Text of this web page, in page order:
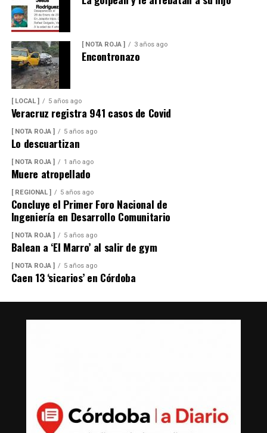
[ NOTA ROJA ] 3 años ago
Encontronazo
[ LOCAL ] 5 años ago
Veracruz registra 941 casos de Covid
[ NOTA ROJA ] 5 años ago
Lo descuartizan
[ NOTA ROJA ] 1 año ago
Muere atropellado
[ REGIONAL ] 5 años ago
Concluye el Primer Foro Nacional de
Ingeniería en Desarrollo Comunitario
[ NOTA ROJA ] 5 años ago
Balean a ‘El Marro’ al salir de gym
[ NOTA ROJA ] 5 años ago
Caen 13 ‘sicarios’ en Córdoba